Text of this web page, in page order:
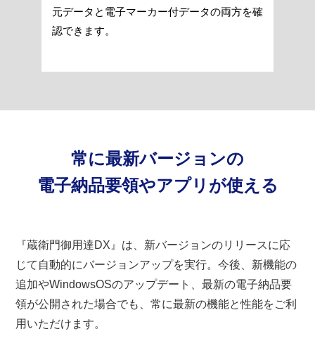
元データと電子マーカー付データの両方を確
認できます。
常に最新バージョンの
電子納品要領やアプリが使える
『蔵衛門御用達DX』は、新バージョンのリリースに応
じて自動的にバージョンアップを実行。今後、新機能の
追加やWindowsOSのアップデート、最新の電子納品要
領が公開された場合でも、常に最新の機能と性能をご利
用いただけます。